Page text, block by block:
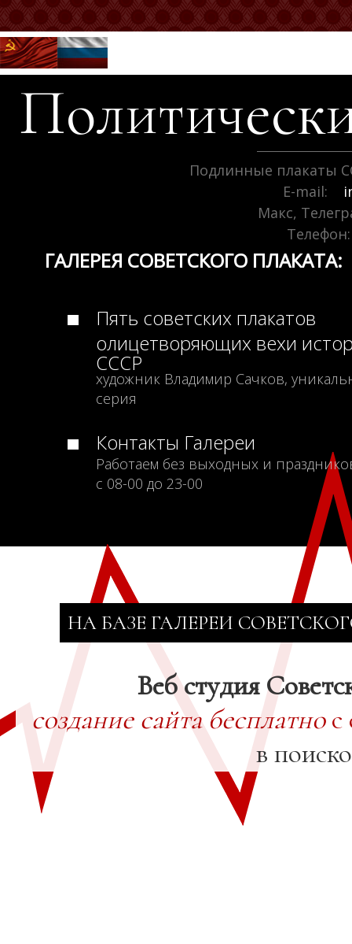
Подлинные плакаты
E-mail:
Макс,
Телефон:
ГАЛЕРЕЯ СОВЕТСКОГО ПЛАКАТА:
Пять советских плакатов
олицетворяющих вехи
СССР
художник Владимир Сачков,
серия
Контакты Галереи
Работаем без выходных и
с 08-00 до 23-00
НА БАЗЕ ГАЛЕРЕИ
Веб студия
создание сайта бесплатнос
в